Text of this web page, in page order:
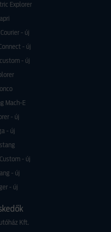
Explorer
Courier - új
- új
custom - új
Mach-E
- új
- új
- új
- új
- új
Kft.